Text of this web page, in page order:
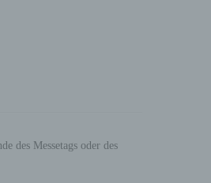
des Messetags oder des